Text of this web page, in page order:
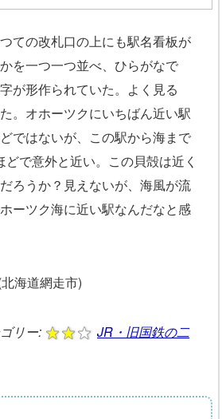
ての改札口の上にも駅名看板が
を一つ一つ並べ、ひらがなで
が形作られていた。よく見る
。オホーツクにいちばん近い駅
ではないが、この駅から海まで
で意外と近い。この貝殻は近く
ろうか？見えないが、海風が流
ーツク海に近い駅なんだなと感
海道網走市)
リー:
JR・旧国鉄の二